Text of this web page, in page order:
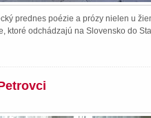
prednes poézie a prózy nielen u
ktoré odchádzajú na Slovensko do